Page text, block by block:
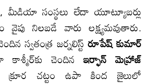
మీడియా సంస్థలు లేదా యూట్యూబర్లు
నిలబడే వారు లక్ష్యమవుతారు.
స్వతంత్ర జర్నలిస్ట్రూపేష్ కుమార్
చెందినఇర్ఫాన్మెహ్రాజ్
క్రూర చట్టం ఉపా కింద జైలులో